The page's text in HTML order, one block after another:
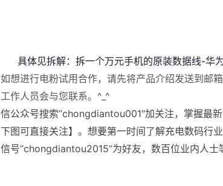
具体见拆解： 拆一个万元手机的原装数据线-
如想进行电粉试用合作，请先将产品介绍发送到邮箱
工作人员会与您联系。^_^
信公众号搜索”chongdiantou001″加关注，掌握最
下图可直接关注】。想要第一时间了解充电数码行
信号”chongdiantou2015“为好友，数百位业内人士